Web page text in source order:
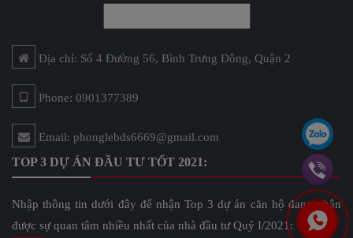
Địa chỉ: Số 4 Đường 56, Bình Trưng Đông, Quận 2
Phone: 0901377389
Email: phonglebds6669@gmail.com
TOP 3 DỰ ÁN ĐẦU TƯ TỐT 2021:
Nhập thông tin dưới đây để nhận Top 3 dự án căn hộ đang nhận
được sự quan tâm nhiều nhất của nhà đầu tư Quý I/2021: